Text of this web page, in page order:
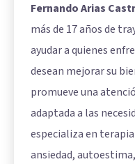
Fernando Arias
más de 17 años de
ayudar a quienes
desean mejorar su
promueve una
adaptada a las
especializa en
ansiedad,